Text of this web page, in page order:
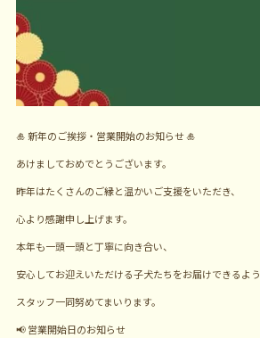
🎍 新年のご挨拶・営業開始のお知らせ 🎍
あけましておめでとうございます。
昨年はたくさんのご縁と温かいご支援をいただき、
心より感謝申し上げます。
本年も一頭一頭と丁寧に向き合い、
安心してお迎えいただける子犬たちをお届けできるよう
スタッフ一同努めてまいります。
📢 営業開始日のお知らせ